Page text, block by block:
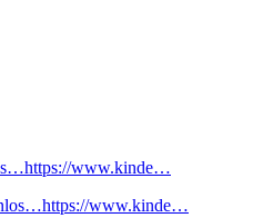
www.kinde…
www.kinde…